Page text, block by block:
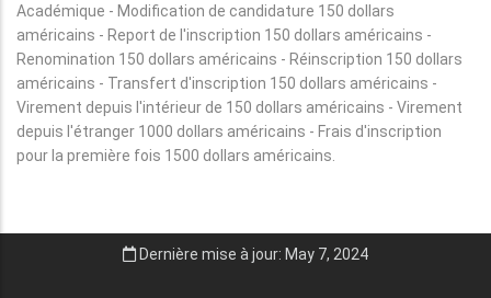
Académique - Modification de candidature 150 dollars
américains - Report de l'inscription 150 dollars américains -
Renomination 150 dollars américains - Réinscription 150 dollars
américains - Transfert d'inscription 150 dollars américains -
Virement depuis l'intérieur de 150 dollars américains - Virement
depuis l'étranger 1000 dollars américains - Frais d'inscription
pour la première fois 1500 dollars américains.
Dernière mise à jour: May 7, 2024